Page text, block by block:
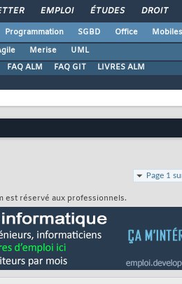
EMPLOI ÉTUDES DROIT
Programmation SGBD Office Mobiles
Merise
UML
FAQ ALM FAQ GIT LIVRES ALM
Page 1
est réservé aux professionnels.